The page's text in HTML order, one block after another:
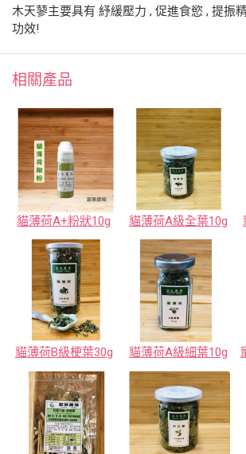
木天蓼主要具有 紓緩壓力 , 促進食慾 , 提振
功效!
相關產品
貓薄荷A+粉狀10g 貓薄荷A級全葉10g
貓薄荷B級梗葉30g 貓薄荷A級細葉10g